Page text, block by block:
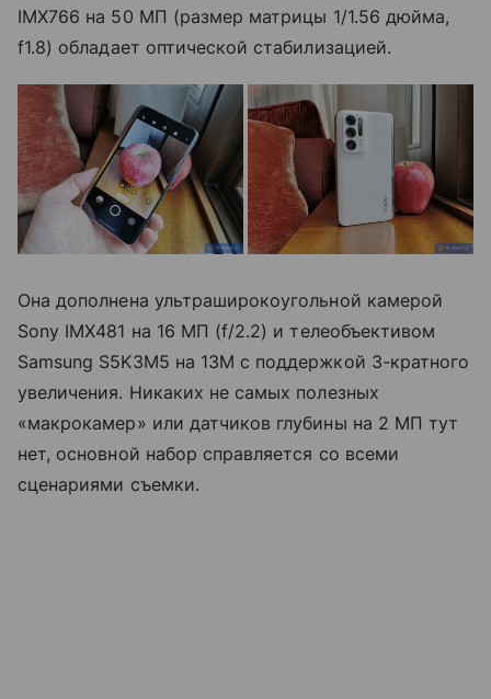
IMX766 на 50 МП (размер матрицы 1/1.56 дюйма,
f1.8) обладает оптической стабилизацией.
Она дополнена ультраширокоугольной камерой
Sony IMX481 на 16 MП (f/2.2) и телеобъективом
Samsung S5K3M5 на 13M с поддержкой 3-кратного
увеличения. Никаких не самых полезных
«макрокамер» или датчиков глубины на 2 МП тут
нет, основной набор справляется со всеми
сценариями съемки.